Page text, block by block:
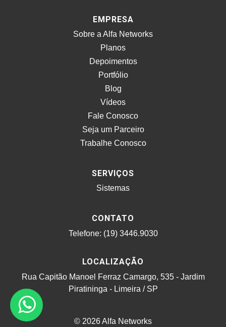
EMPRESA
Sobre a Alfa Networks
Planos
Depoimentos
Portfólio
Blog
Vídeos
Fale Conosco
Seja um Parceiro
Trabalhe Conosco
SERVIÇOS
Sistemas
CONTATO
Telefone: (19) 3446.9030
LOCALIZAÇÃO
Rua Capitão Manoel Ferraz Camargo, 535 - Jardim
Piratininga - Limeira / SP
© 2026 Alfa Networks